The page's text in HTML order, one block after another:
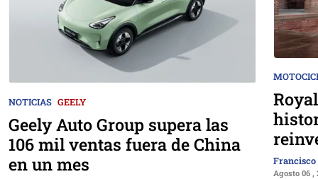
NOTICIAS GEELY
Geely Auto Group supera las
106 mil ventas fuera de China
en un mes
Agosto 06 ,